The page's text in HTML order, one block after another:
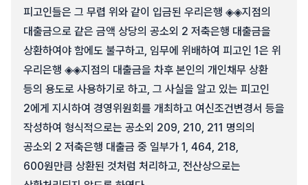
피고인들은 그 무렵 위와 같이 입금된 우리은행 ◈◈지점의
대출금으로 같은 금액 상당의 공소외 2 저축은행 대출금을
상환하여야 함에도 불구하고, 임무에 위배하여 피고인 1은 위
우리은행 ◈◈지점의 대출금을 차후 본인의 개인채무 상환
등의 용도로 사용하기로 하고, 그 사실을 알고 있는 피고인
2에게 지시하여 경영위원회를 개최하고 여신조건변경서 등을
작성하여 형식적으로는 공소외 209, 210, 211 명의의
공소외 2 저축은행 대출금 중 일부가 1, 464, 218,
600원만큼 상환된 것처럼 처리하고, 전산상으로는